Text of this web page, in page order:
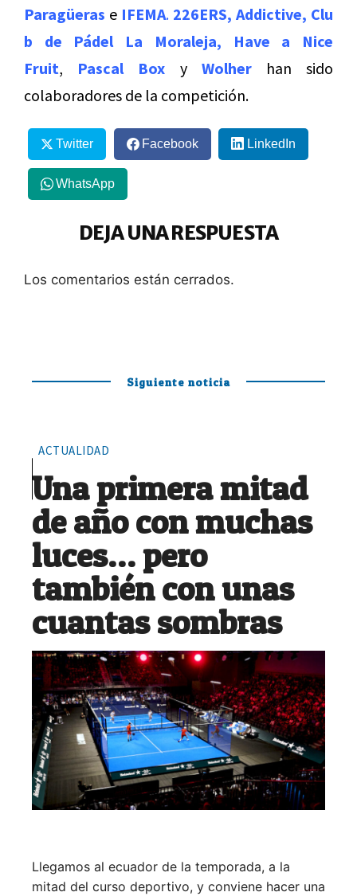
Paragüeras e IFEMA. 226ERS, Addictive, Clu
b de Pádel La Moraleja,
Have a Nice
Fruit, Pascal Box y Wolherhan sido
colaboradores de la competición.
Twitter Facebook LinkedIn
WhatsApp
DEJA UNA RESPUESTA
Los comentarios están cerrados.
Siguiente noticia
ACTUALIDAD
Una primera mitad
de año con muchas
luces… pero
también con unas
cuantas sombras
Llegamos al ecuador de la temporada, a la
mitad del curso deportivo, y conviene hacer una